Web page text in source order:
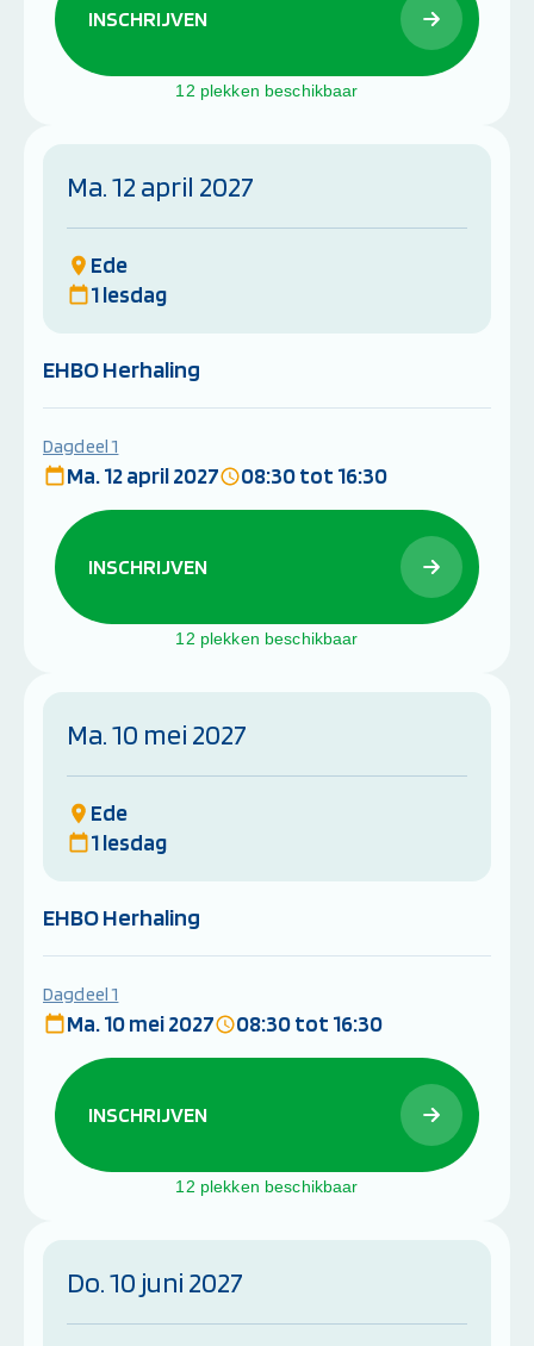
INSCHRIJVEN
12 plekken beschikbaar
Ma. 12 april 2027
Ede
1 lesdag
EHBO Herhaling
Dagdeel 1
Ma. 12 april 2027 08:30 tot 16:30
INSCHRIJVEN
12 plekken beschikbaar
Ma. 10 mei 2027
Ede
1 lesdag
EHBO Herhaling
Dagdeel 1
Ma. 10 mei 2027 08:30 tot 16:30
INSCHRIJVEN
12 plekken beschikbaar
Do. 10 juni 2027